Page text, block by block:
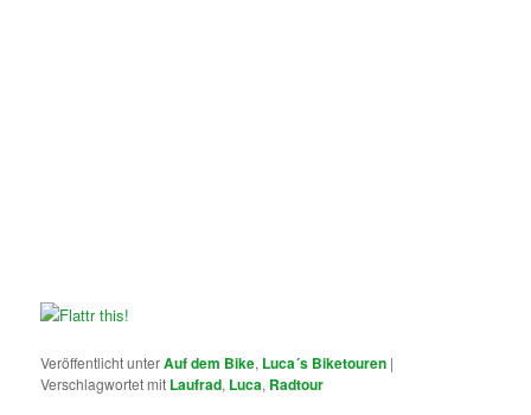
Veröffentlicht unterAuf dem Bike, Luca´s Biketouren |
Verschlagwortet mit Laufrad, Luca, Radtour